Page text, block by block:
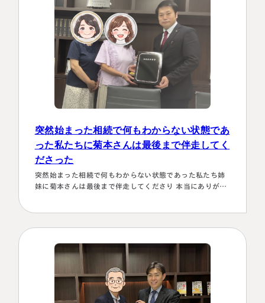
突然始まった相続で何もわからない状態であ
った私たちに菊本さんは最後まで伴走してく
ださった
突然始まった相続で何もわからない状態であった私たち姉
妹に菊本さんは最後まで伴走してくださり 本当にありがた
ルでも電話 すぐに教えてくださり、無事納税を済ませるこ
とができほっとしていま…